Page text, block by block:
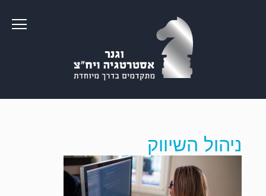
ניהול השיווק